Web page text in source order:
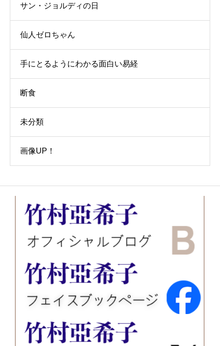
サン・ジョルディの日
仙人ゼロちゃん
手にとるようにわかる面白い易経
断食
未分類
画像UP！